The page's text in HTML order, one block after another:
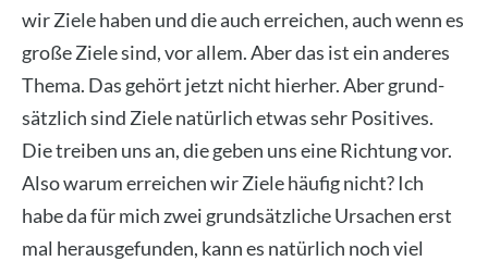
wir Zie­le haben und die auch errei­chen, auch wenn es
gro­ße Zie­le sind, vor allem. Aber das ist ein ande­res
The­ma. Das gehört jetzt nicht hier­her. Aber grund­
sätz­lich sind Zie­le natür­lich etwas sehr Posi­ti­ves.
Die trei­ben uns an, die geben uns eine Rich­tung vor.
Also war­um errei­chen wir Zie­le häu­fig nicht? Ich
habe da für mich zwei grund­sätz­li­che Ursa­chen erst
mal her­aus­ge­fun­den, kann es natür­lich noch viel